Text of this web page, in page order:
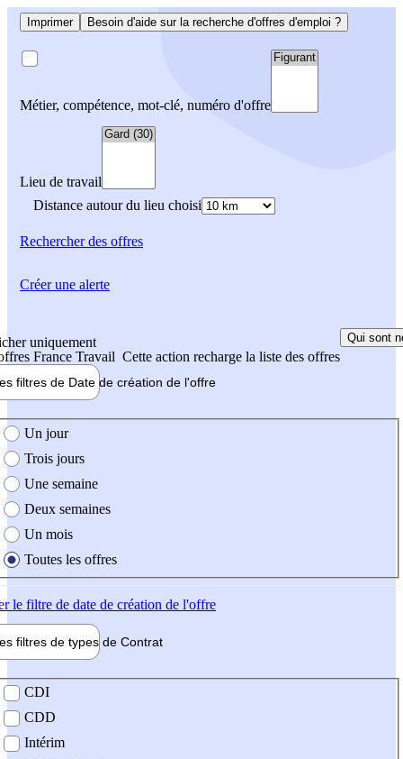
Imprimer Besoin d'aide sur la recherche d'offres d'emploi ?
Métier, compétence, mot-clé, numéro d'offre
Lieu de travail
Distance autour du lieu choisi
Rechercherdes offres
uniquement
France Travail Cette action recharge la liste des offres
Qui sont
filtres de Date de création de l'offre
création de l'offre
Un jour
Trois jours
Une semaine
Deux semaines
Un mois
Toutes les offres
le filtre de date de création de l'offre
filtres de types de Contrat
contrat
CDI
CDD
Intérim
Créer une alerte